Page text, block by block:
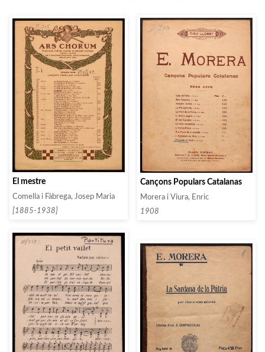
El mestre
Comella i Fàbrega, Josep Maria
[1885-1938]
Cançons Populars Catalanas
Morera i Viura, Enric
1908